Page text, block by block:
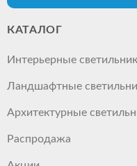
КАТАЛОГ
Интерьерные
Ландшафтные
Архитектурные
Распродажа